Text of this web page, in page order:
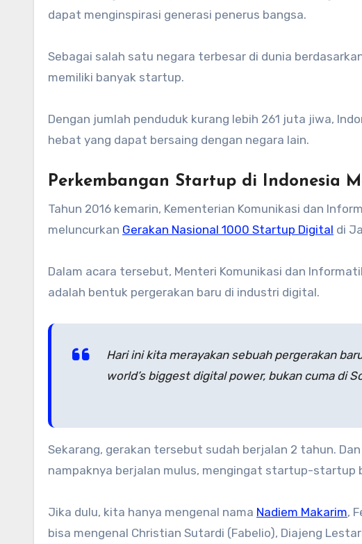
dapat menginspirasi generasi penerus bangsa.
Sebagai salah satu negara terbesar di dunia
memiliki banyak startup.
Dengan jumlah penduduk kurang lebih 261 juta jiwa,
hebat yang dapat bersaing dengan negara lain.
Perkembangan Startup di Indonesia
Tahun 2016 kemarin, Kementerian Komunikasi dan
meluncurkan Gerakan Nasional 1000 Startup Digital di
Dalam acara tersebut, Menteri Komunikasi dan
adalah bentuk pergerakan baru di industri digital.
Hari ini kita merayakan sebuah pergerakan
world’s biggest digital power, bukan cuma di
Sekarang, gerakan tersebut sudah berjalan 2 tahun.
nampaknya berjalan mulus, mengingat startup-startup
Jika dulu, kita hanya mengenal nama Nadiem Makarim,
bisa mengenal Christian Sutardi (Fabelio), Diajeng